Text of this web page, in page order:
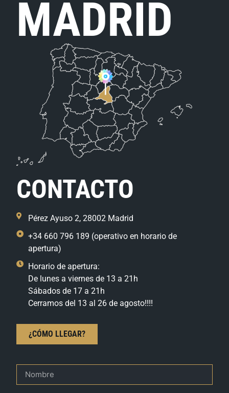
MADRID
CONTACTO
Pérez Ayuso 2, 28002 Madrid
+34 660 796 189 (operativo en horario de
apertura)
Horario de apertura:
De lunes a viernes de 13 a 21h
Sábados de 17 a 21h
Cerramos del 13 al 26 de agosto!!!!
¿CÓMO LLEGAR?